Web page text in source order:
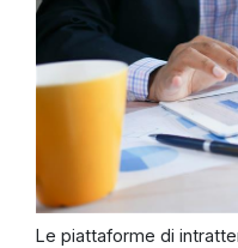
Le piattaforme di